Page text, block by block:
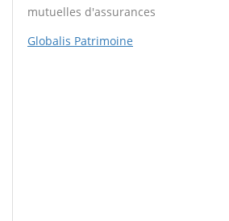
mutuelles d'assurances
Globalis Patrimoine